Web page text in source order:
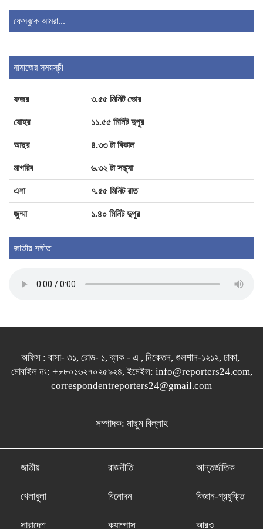
১২০-১৫০ টাকা পারিশ্রমিক পেতেন মারিয়া নূর!
ফেসবুকে আমরা...
নামাজের সময়সূচী
ফজর ৩.৫৫ মিনিট ভোর
যোহর ১১.৫৫ মিনিট দুপুর
আছর ৪.৩৩ টা বিকাল
মাগরিব ৬.৩২ টা সন্ধ্যা
এশা ৭.৫৫ মিনিট রাত
জুম্মা ১.৪০ মিনিট দুপুর
জাতীয় সঙ্গীত
অফিস : বাসা- ৩১, রোড- ১, ব্লক - এ , নিকেতন, গুলশান-১২১২, ঢাকা,
মোবাইল নং: +৮৮০১৬২৭০২৫৯২৪, ইমেইল: info@reporters24.com,
correspondentreporters24@gmail.com
সম্পাদক: মাছুম বিল্লাহ
জাতীয় রাজনীতি আন্তর্জাতিক
খেলাধুলা বিনোদন বিজ্ঞান-প্রযুক্তি
সারাদেশ ক্যাম্পাস আরও